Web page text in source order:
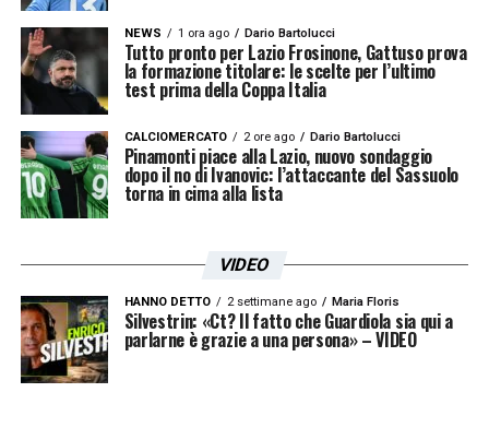
NEWS 1 ora ago Dario Bartolucci
Tutto pronto per Lazio Frosinone, Gattuso prova
la formazione titolare: le scelte per l’ultimo
test prima della Coppa Italia
CALCIOMERCATO 2 ore ago Dario Bartolucci
Pinamonti piace alla Lazio, nuovo sondaggio
dopo il no di Ivanovic: l’attaccante del Sassuolo
torna in cima alla lista
VIDEO
HANNO DETTO 2 settimane ago Maria Floris
Silvestrin: «Ct? Il fatto che Guardiola sia qui a
parlarne è grazie a una persona» – VIDEO